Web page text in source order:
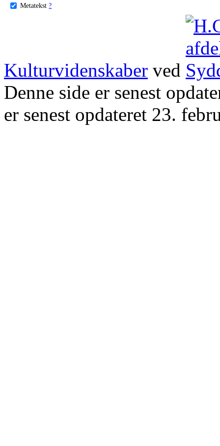
Metatekst ?
Kulturvidenskaber ved
Denne side er senest
er senest opdateret 23.